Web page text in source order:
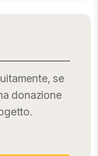
se
donazione